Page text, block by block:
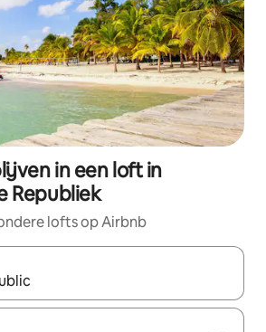
in een loft in
Republiek
lofts op Airbnb
beschikbaar zijn, maak je een keuze